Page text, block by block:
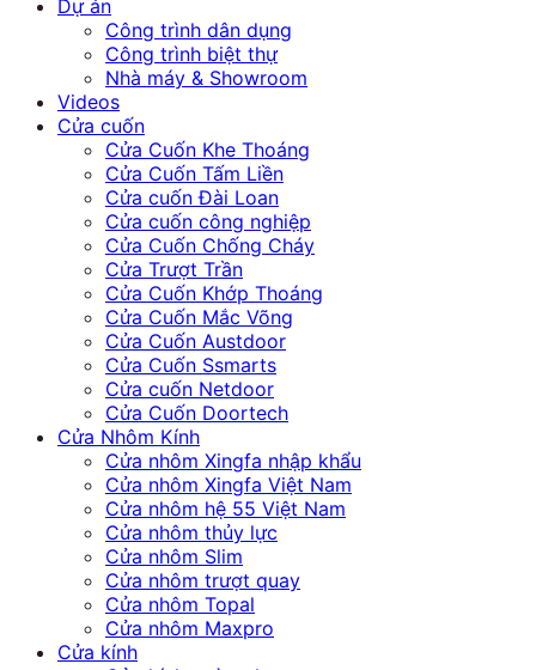
Dự án
Công trình dân dụng
Công trình biệt thự
Nhà máy & Showroom
Videos
Cửa cuốn
Cửa Cuốn Khe Thoáng
Cửa Cuốn Tấm Liền
Cửa cuốn Đài Loan
Cửa cuốn công nghiệp
Cửa Cuốn Chống Cháy
Cửa Trượt Trần
Cửa Cuốn Khớp Thoáng
Cửa Cuốn Mắc Võng
Cửa Cuốn Austdoor
Cửa Cuốn Ssmarts
Cửa cuốn Netdoor
Cửa Cuốn Doortech
Cửa Nhôm Kính
Cửa nhôm Xingfa nhập khẩu
Cửa nhôm Xingfa Việt Nam
Cửa nhôm hệ 55 Việt Nam
Cửa nhôm thủy lực
Cửa nhôm Slim
Cửa nhôm trượt quay
Cửa nhôm Topal
Cửa nhôm Maxpro
Cửa kính